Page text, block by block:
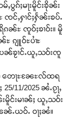
ၵ်ႈမႃးမိူင်းၶိုၼ်း
င်ႇႁၢင်ႈႁႅၼ်းၶပ်ႉ
ၵၼ်ႊ ၸူဝ်ႈၶၢဝ်း။ မိူ
ၵျူဝ်ႊပၢႆႊ
ၶႂၢင်ႉယူႇသဝ်းၸူ
) တေႃႊၼႄႊလ်ထရ
11/2025 ၼႆႉၵႂႃႇ
င်းမၢၼ်ႈ ယူႇသဝ်း
ၼ်ႉယဝ်ႉ ဝႃႈၼႆ။